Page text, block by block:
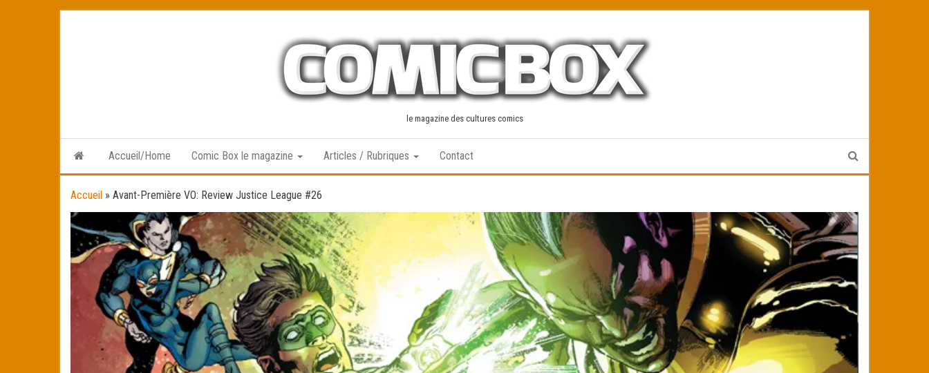
le magazine des cultures comics
Accueil/Home Comic Box le magazine Articles / Rubriques Contact
Accueil » Avant-Première VO: Review Justice League #26